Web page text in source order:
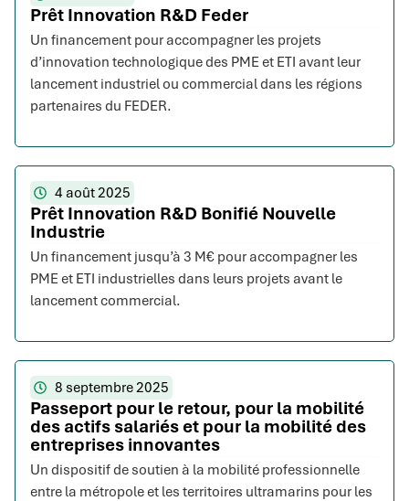
Prêt Innovation R&D Feder
Un financement pour accompagner les projets
d’innovation technologique des PME et ETI avant leur
lancement industriel ou commercial dans les régions
partenaires du FEDER.
4 août 2025
Prêt Innovation R&D Bonifié Nouvelle
Industrie
Un financement jusqu’à 3 M€ pour accompagner les
PME et ETI industrielles dans leurs projets avant le
lancement commercial.
8 septembre 2025
Passeport pour le retour, pour la mobilité
des actifs salariés et pour la mobilité des
entreprises innovantes
Un dispositif de soutien à la mobilité professionnelle
entre la métropole et les territoires ultramarins pour les